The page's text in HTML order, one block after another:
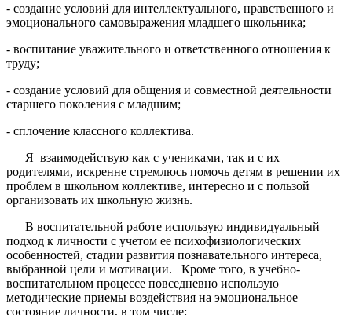
- создание условий для интеллектуального, нравственного и
эмоционального самовыражения младшего школьника;
- воспитание уважительного и ответственного отношения к
труду;
- создание условий для общения и совместной деятельности
старшего поколения с младшим;
- сплочение классного коллектива.
Я взаимодействую как с уче­никами, так и с их
родителями, искренне стремлюсь помочь детям в решении их
проблем в школьном коллективе, интересно и с пользой
организовать их школьную жизнь.
В воспитательной работе использую индивидуальный
подход к личности с учетом ее психофизиологических
особенностей, стадии развития познавательного интереса,
выбранной цели и мотивации. Кроме того, в учебно-
воспитательном процессе повседневно использую
методические приемы воздействия на эмоциональное
состояние личности, в том числе: